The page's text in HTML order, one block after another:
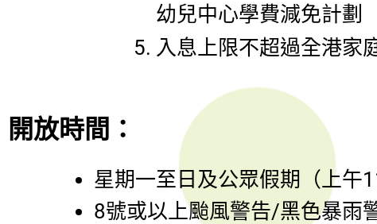
幼兒中心學費減免計劃
入息上限不超過全港家
開放時間：
星期一至日及公眾假期（上午
8號或以上颱風警告/黑色暴雨